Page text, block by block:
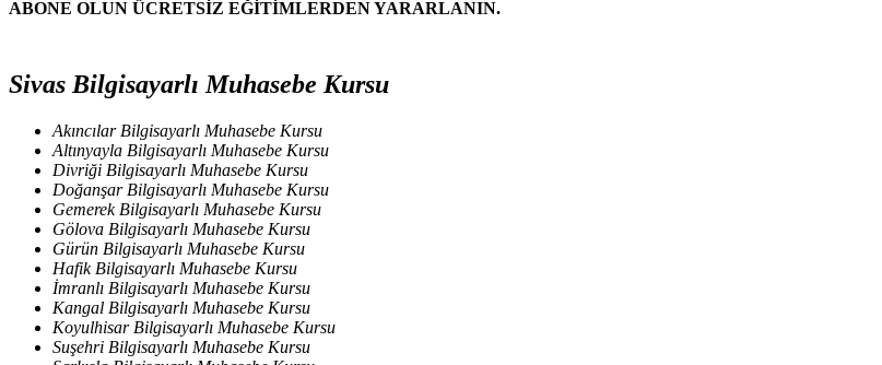
ABONE OLUN ÜCRETSİZ EĞİTİMLERDEN YARARLANIN.
Sivas Bilgisayarlı Muhasebe Kursu
Akıncılar Bilgisayarlı Muhasebe Kursu
Altınyayla Bilgisayarlı Muhasebe Kursu
Divriği Bilgisayarlı Muhasebe Kursu
Doğanşar Bilgisayarlı Muhasebe Kursu
Gemerek Bilgisayarlı Muhasebe Kursu
Gölova Bilgisayarlı Muhasebe Kursu
Gürün Bilgisayarlı Muhasebe Kursu
Hafik Bilgisayarlı Muhasebe Kursu
İmranlı Bilgisayarlı Muhasebe Kursu
Kangal Bilgisayarlı Muhasebe Kursu
Koyulhisar Bilgisayarlı Muhasebe Kursu
Suşehri Bilgisayarlı Muhasebe Kursu